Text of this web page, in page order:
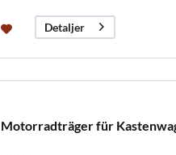
Detaljer
Motorradträger für